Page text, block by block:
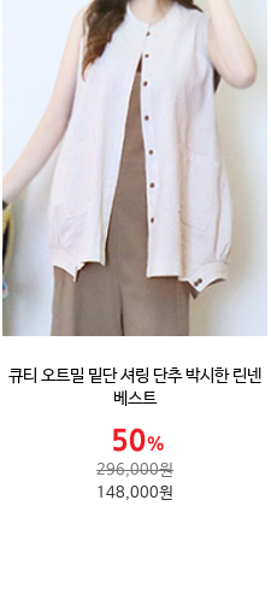
큐티 오트밀 밑단 셔링 단추 박시한 린넨
베스트
296,000원
148,000원